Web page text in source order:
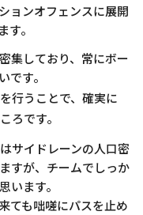
ョンオフェンスに展開
。
集しており、常にボー
です。
を行うことで、確実に
ろです。
サイドレーンの人口密
すが、チームでしっか
います。
ても咄嗟にパスを止め